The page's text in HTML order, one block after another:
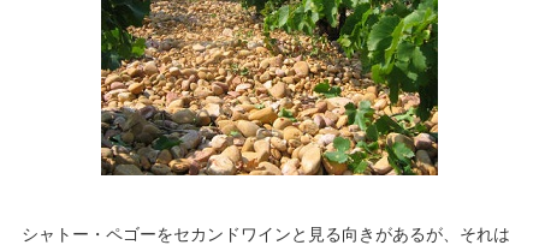
シャトー・ペゴーをセカンドワインと見る向きがあるが、それは